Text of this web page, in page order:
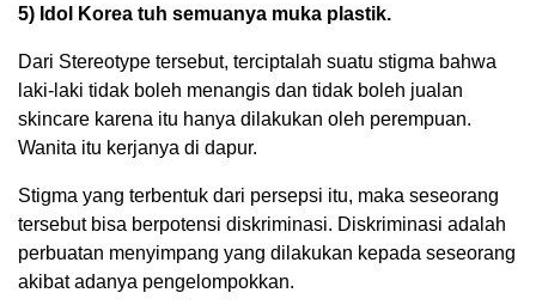
5) Idol Korea tuh semuanya muka plastik.
Dari Stereotype tersebut, terciptalah suatu stigma bahwa
laki-laki tidak boleh menangis dan tidak boleh jualan
skincare karena itu hanya dilakukan oleh perempuan.
Wanita itu kerjanya di dapur.
Stigma yang terbentuk dari persepsi itu, maka seseorang
tersebut bisa berpotensi diskriminasi. Diskriminasi adalah
perbuatan menyimpang yang dilakukan kepada seseorang
akibat adanya pengelompokkan.